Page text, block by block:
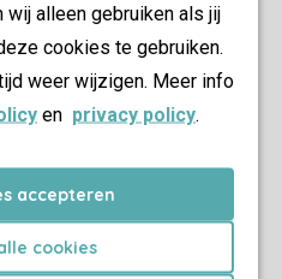
alleen gebruiken als jij
cookies te gebruiken.
weer wijzigen. Meer info
en privacy policy.
accepteren
cookies
worden in de